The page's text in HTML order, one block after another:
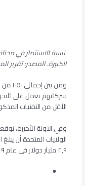
نسبة الاستثمار في
الكبيرة. المصدر: تقرير
شركاتهم تعمل على
الأقل من التقنيات
وفي الآونة الأخيرة،
الولايات المتحدة أن
٢,٩ مليار دولار في عام ٢٠١٩، أي بزيادة ٨٨,٧ في المئة عن عام ٢٠١٨.